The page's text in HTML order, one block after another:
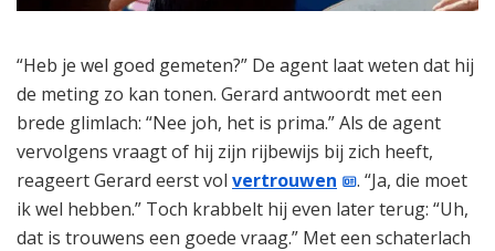
“Heb je wel goed gemeten?” De agent laat weten dat hij
de meting zo kan tonen. Gerard antwoordt met een
brede glimlach: “Nee joh, het is prima.” Als de agent
vervolgens vraagt of hij zijn rijbewijs bij zich heeft,
reageert Gerard eerst vol vertrouwen
. “Ja, die moet
ik wel hebben.” Toch krabbelt hij even later terug: “Uh,
dat is trouwens een goede vraag.” Met een schaterlach